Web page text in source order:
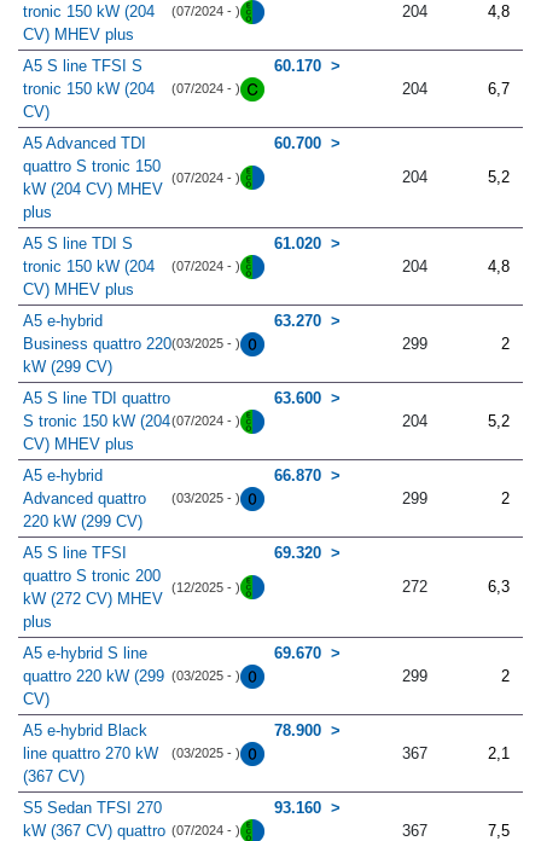
tronic 150 kW (204
CV) MHEV plus
(07/2024 - )
204
4,8
A5 S line TFSI S
tronic 150 kW (204
CV)
(07/2024 - )
60.170
204
6,7
A5 Advanced TDI
quattro S tronic 150
kW (204 CV) MHEV
plus
(07/2024 - )
60.700
204
5,2
A5 S line TDI S
tronic 150 kW (204
CV) MHEV plus
(07/2024 - )
61.020
204
4,8
A5 e-hybrid
Business quattro 220
kW (299 CV)
(03/2025 - )
63.270
299
2
A5 S line TDI quattro
S tronic 150 kW (204
CV) MHEV plus
(07/2024 - )
63.600
204
5,2
A5 e-hybrid
Advanced quattro
220 kW (299 CV)
(03/2025 - )
66.870
299
2
A5 S line TFSI
quattro S tronic 200
kW (272 CV) MHEV
plus
(12/2025 - )
69.320
272
6,3
A5 e-hybrid S line
quattro 220 kW (299
CV)
(03/2025 - )
69.670
299
2
A5 e-hybrid Black
line quattro 270 kW
(367 CV)
(03/2025 - )
78.900
367
2,1
S5 Sedan TFSI 270
kW (367 CV) quattro (07/2024 - )
93.160
367
7,5